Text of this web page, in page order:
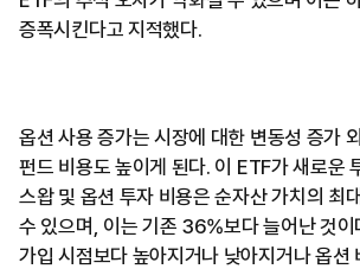
증폭시킨다고 지적했다.
옵션 사용 증가는 시장에 대한 변동성 증가
펀드 비용도 높이게 된다. 이 ETF가 새로운
스왑 및 옵션 투자 비용은 순자산 가치의 최
수 있으며, 이는 기존 36%보다 늘어난 것이
가입 시점보다 높아지거나 낮아지거나 옵션